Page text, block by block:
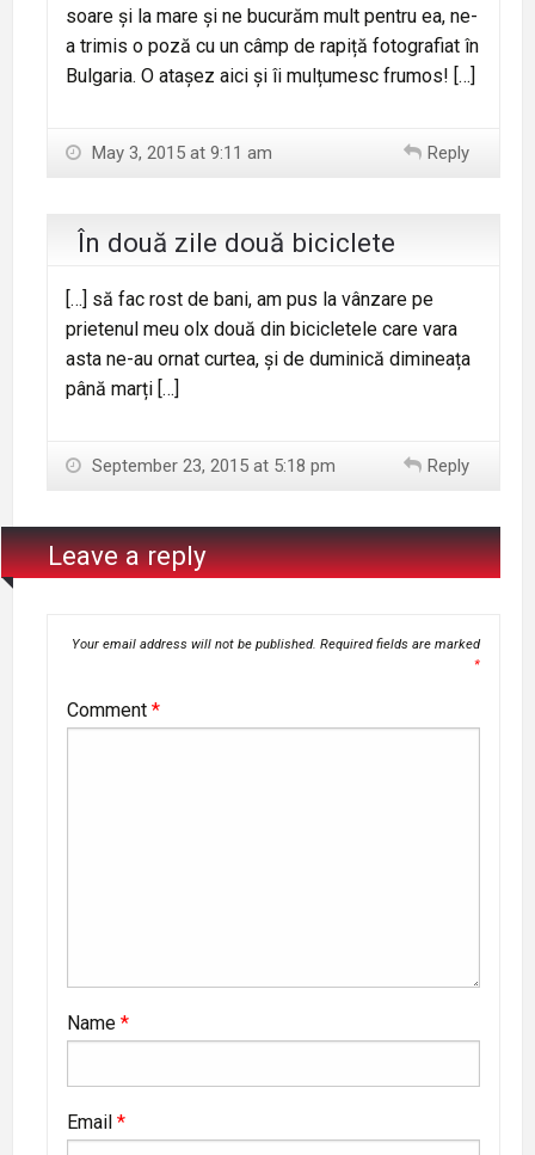
soare și la mare și ne bucurăm mult pentru ea, ne-
a trimis o poză cu un câmp de rapiță fotografiat în
Bulgaria. O atașez aici și îi mulțumesc frumos! […]
May 3, 2015 at 9:11 am Reply
În două zile două biciclete
[…] să fac rost de bani, am pus la vânzare pe
prietenul meu olx două din bicicletele care vara
asta ne-au ornat curtea, și de duminică dimineața
până marți […]
September 23, 2015 at 5:18 pm Reply
Leave a reply
Your email address will not be published. Required fields are marked
*
Comment *
Name *
Email *